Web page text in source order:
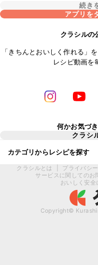
続き
アプリを
クラシルの
「きちんとおいしく作れる」
レシピ動画を
何かお気づ
クラシ
カテゴリからレシピを探す
クラシルとは プライバシ
サービスに関してのお
おいしく安
Copyright©